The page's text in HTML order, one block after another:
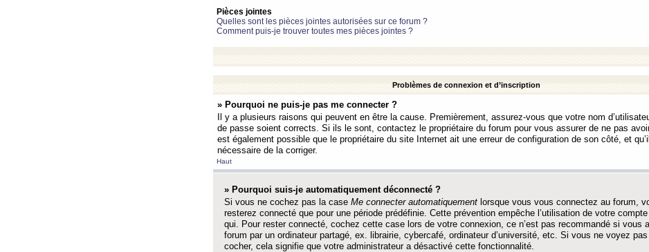
Pièces jointes
Quelles sont les pièces jointes autorisées sur ce forum ?
Comment puis-je trouver toutes mes pièces jointes ?
Problèmes de connexion et d’inscription
» Pourquoi ne puis-je pas me connecter ?
Il y a plusieurs raisons qui peuvent en être la cause. Premièrement, assurez-vous que votre nom
de passe soient corrects. Si ils le sont, contactez le propriétaire du forum pour vous assurer de ne pas avoir
est également possible que le propriétaire du site Internet ait une erreur de configuration de son côté, et
nécessaire de la corriger.
Haut
» Pourquoi suis-je automatiquement déconnecté ?
Si vous ne cochez pas la case Me connecter automatiquement lorsque vous vous connectez au forum,
resterez connecté que pour une période prédéfinie. Cette prévention empêche l’utilisation de votre compte
qui. Pour rester connecté, cochez cette case lors de votre connexion, ce n’est pas recommandé si vous
forum par un ordinateur partagé, ex. librairie, cybercafé, ordinateur d’université, etc. Si vous ne voyez
cocher, cela signifie que votre administrateur a désactivé cette fonctionnalité.